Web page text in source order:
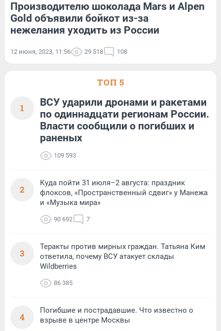
Производителю шоколада Mars и Alpen
Gold объявили бойкот из-за
нежелания уходить из России
12 июня, 2023, 11:56 29 518 108
ТОП 5
1
ВСУ ударили дронами и ракетами
по одиннадцати регионам России.
Власти сообщили о погибших и
раненых
109 593
2
Куда пойти 31 июля–2 августа: праздник
флоксов, «Пространственный сдвиг» у Манежа
и «Музыка мира»
90 692 7
3
Теракты против мирных граждан. Татьяна Ким
ответила, почему ВСУ атакует склады
Wildberries
86 385
4
Погибшие и пострадавшие. Что известно о
взрыве в центре Москвы